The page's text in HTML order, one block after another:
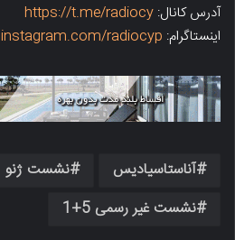
آدرس کانال: https://t.me/radiocy
اینستاگرام: instagram.com/radiocyp
آناستاسیادیس
نشست ژنو
نشست غیر رسمی 5+1